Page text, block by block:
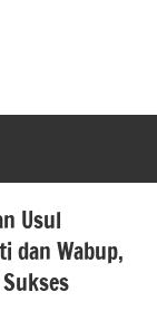
Usul
dan Wabup,